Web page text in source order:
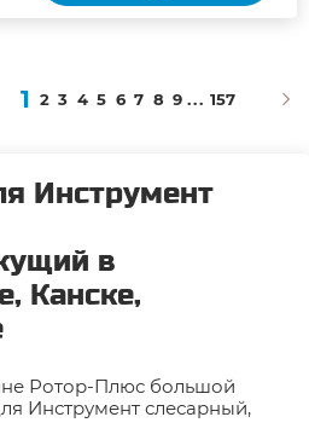
1 2 3 4 5 6 7 8 9 ... 157
Инструмент
в
Канске,
Ротор-Плюс большой
Инструмент слесарный,